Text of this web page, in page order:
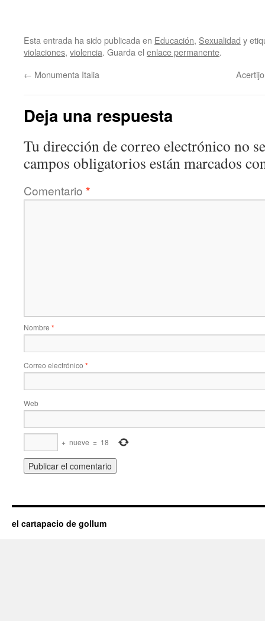
Esta entrada ha sido publicada en Educación, Sexualidad y
violaciones, violencia. Guarda el enlace permanente.
← Monumenta Italia
Deja una respuesta
Tu dirección de correo electrónico no
campos obligatorios están marcados
Comentario *
Nombre *
Correo electrónico *
Web
+ nueve = 18
el cartapacio de gollum